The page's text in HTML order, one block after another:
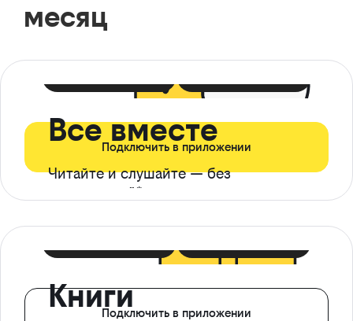
месяц
Все вместе
Читайте и слушайте — без
ограничений*
Подключить в приложении
КнигиПодключить в приложении